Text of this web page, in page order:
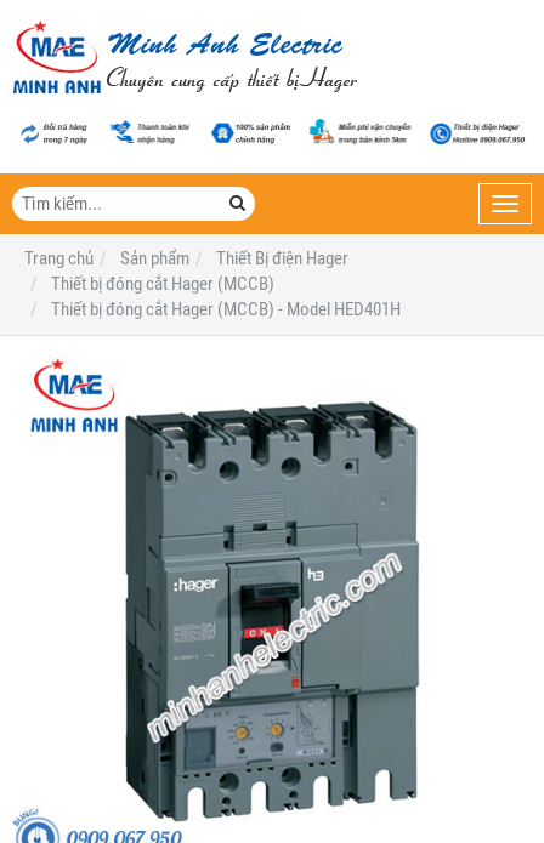
Trang chủ
Sản phẩm
Thiết Bị điện Hager
Thiết bị đóng cắt Hager (MCCB)
Thiết bị đóng cắt Hager (MCCB) - Model HED401H